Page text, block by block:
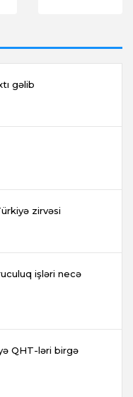
gəlib
zirvəsi
işləri necə
QHT-ləri birgə